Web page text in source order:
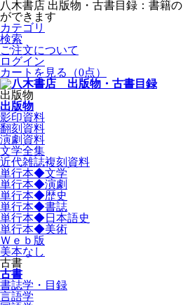
八木書店 出版物・古書目録：書籍
ができます
カテゴリ
検索
ご注文について
ログイン
カートを見る
（0点）
出版物
出版物
影印資料
翻刻資料
演劇資料
文学全集
近代雑誌複刻資料
単行本◆文学
単行本◆演劇
単行本◆歴史
単行本◆書誌
単行本◆日本語史
単行本◆美術
Ｗｅｂ版
美本なし
古書
古書
書誌学・目録
言語学